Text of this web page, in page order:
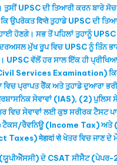
UPSC ਦੀ ਤਿਆਰੀ ਕਰਨ ਬਾਰੇ
ਉਪਰੋਕਤ दिप्ते ਤੁਹਾਡੇ UPSC ਦੀ
ਹੋਣਗੇ। ਸਭ ਤੋਂ ਪਹਿਲਾਂ ਤੁਹਾਨੂੰ
ਮੁੱਖ ਰੂਪ ਵਿਚ UPSC ਨੂੰ ਤਿੰਨ
UPSC ਵੱਲੋਂ ਹਰ ਸਾਲ ਇੱਕ ਹੀ
Services Examination)
ਵਿਚ ਪ੍ਰਾਪਤ ਰੈਂਕ ਅਤੇ ਤੁਹਾਡੇ ਦੁਆਰਾ
ਸੇਵਾਵਾਂ (IAS), (2) ਪੁਲਿਸ
ਵਿਚ ਸੇਵਾਵਾਂ ਲਈ ਕੁਝ ਸਰੀਰਕ ਟੈਸਟ
ਰੈਵਨਿਊ (Income Tax) ਅਤੇ
Taxes) मेहादां से ਖੇਤਰ ਵਿਚ ਜਾਣ ਦੇ
ਦੇ CSAT ਸੀਸੈਟ (ਪੇਪਰ-